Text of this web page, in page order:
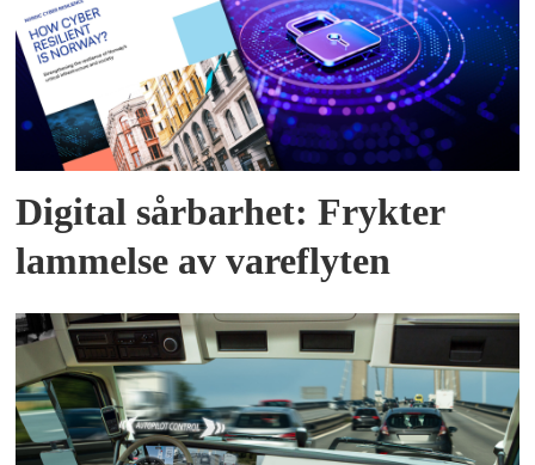
Digital sårbarhet: Frykter
lammelse av vareflyten